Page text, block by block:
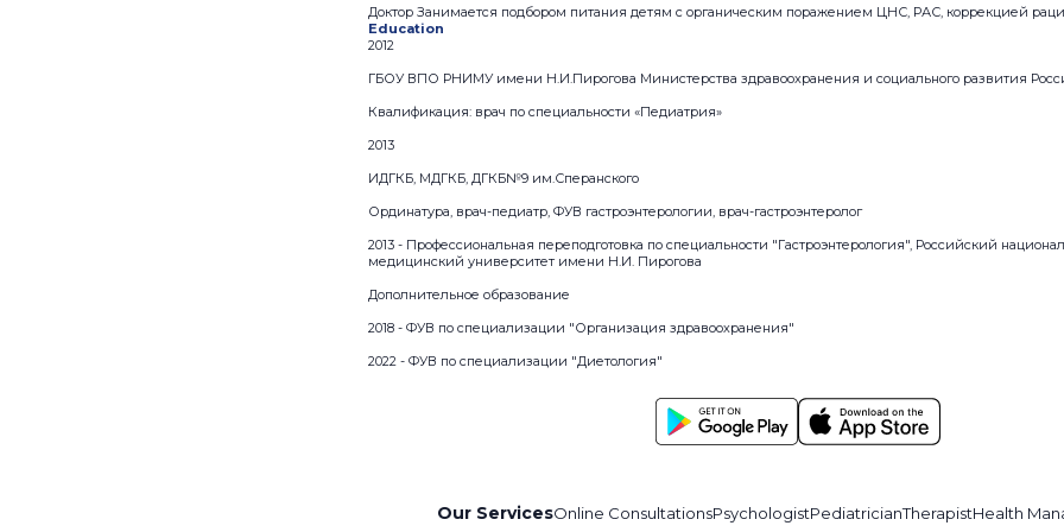
Доктор Занимается подбором питания детям с органическим поражением ЦНС, РАС, коррекцией
Education
2012
ГБОУ ВПО РНИМУ имени Н.И.Пирогова Министерства здравоохранения и социального развития
Квалификация: врач по специальности «Педиатрия»
2013
ИДГКБ, МДГКБ, ДГКБ№9 им.Сперанского
Ординатура, врач-педиатр, ФУВ гастроэнтерологии, врач-гастроэнтеролог
2013 - Профессиональная переподготовка по специальности "Гастроэнтерология", Российский
медицинский университет имени Н.И. Пирогова
Дополнительное образование
2018 - ФУВ по специализации "Организация здравоохранения"
2022 - ФУВ по специализации "Диетология"
Our ServicesOnline ConsultationsPsychologistPediatricianTherapistHealth